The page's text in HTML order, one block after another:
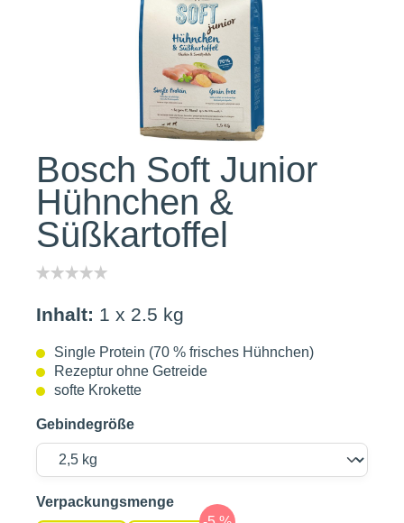
Bosch Soft Junior
Hühnchen &
Süßkartoffel
Inhalt: 1 x 2.5 kg
Single Protein (70 % frisches Hühnchen)
Rezeptur ohne Getreide
softe Krokette
Gebindegröße
Verpackungsmengeauswählen